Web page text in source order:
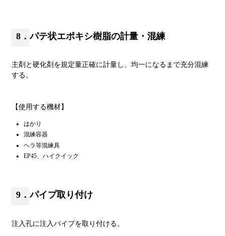
8．パテ状エポキシ樹脂の計量・混練
主剤と硬化剤を規定量正確に計量し、均一になるまで充分混練
する。
【使用する機材】
はかり
混練容器
ヘラ等混練具
EP45、ハイクイック
9．パイプ取り付け
注入孔に注入パイプを取り付ける。